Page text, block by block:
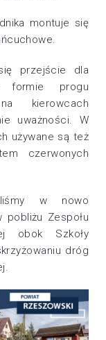
montuje się
przejście dla
progu
kierowcach
uważności. W
używane są też
czerwonych
w nowo
Zespołu
obok Szkoły
dróg